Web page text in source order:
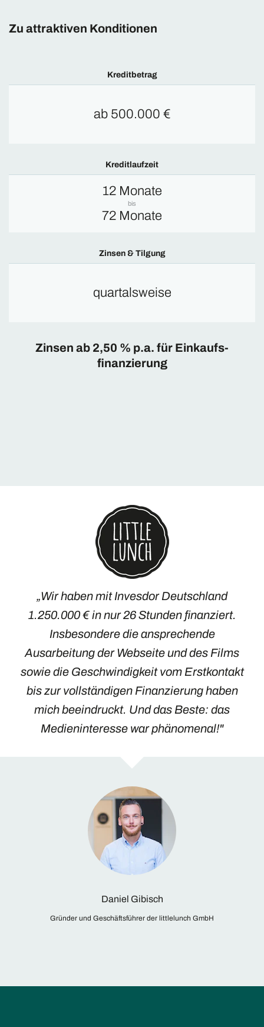
Zu attraktiven Konditionen
Kreditbetrag
ab 500.000 €
Kreditlaufzeit
12 Monate
bis
72 Monate
Zinsen & Tilgung
quartalsweise
Zinsen ab 2,50 % p.a. für Einkaufs­
finanzierung
„Wir haben mit Invesdor Deutschland
1.250.000 € in nur 26 Stunden finanziert.
Insbesondere die ansprechende
Ausarbeitung der Webseite und des Films
sowie die Geschwindigkeit vom Erstkontakt
bis zur vollständigen Finanzierung haben
mich beeindruckt. Und das Beste: das
Medieninteresse war phänomenal!"
Daniel Gibisch
Gründer und Geschäftsführer der littlelunch GmbH